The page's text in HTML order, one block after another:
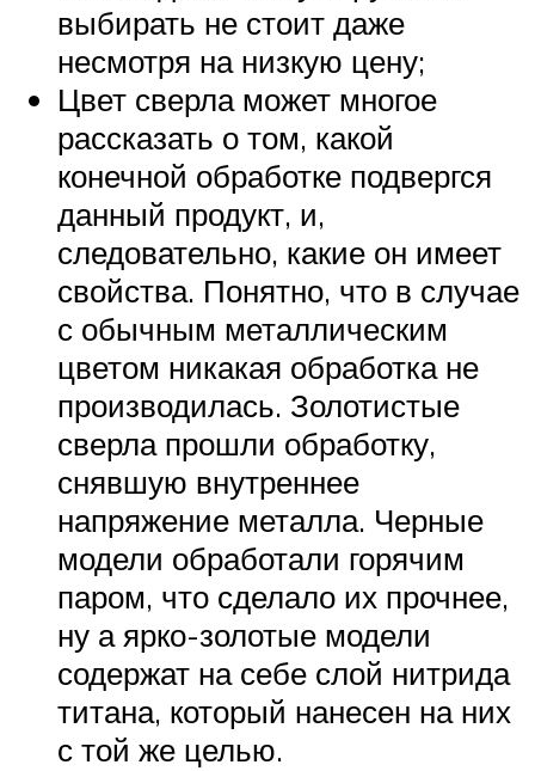
выбирать не стоит даже
несмотря на низкую цену;
Цвет сверла может многое
рассказать о том, какой
конечной обработке подвергся
данный продукт, и,
следовательно, какие он имеет
свойства. Понятно, что в случае
с обычным металлическим
цветом никакая обработка не
производилась. Золотистые
сверла прошли обработку,
снявшую внутреннее
напряжение металла. Черные
модели обработали горячим
паром, что сделало их прочнее,
ну а ярко-золотые модели
содержат на себе слой нитрида
титана, который нанесен на них
с той же целью.